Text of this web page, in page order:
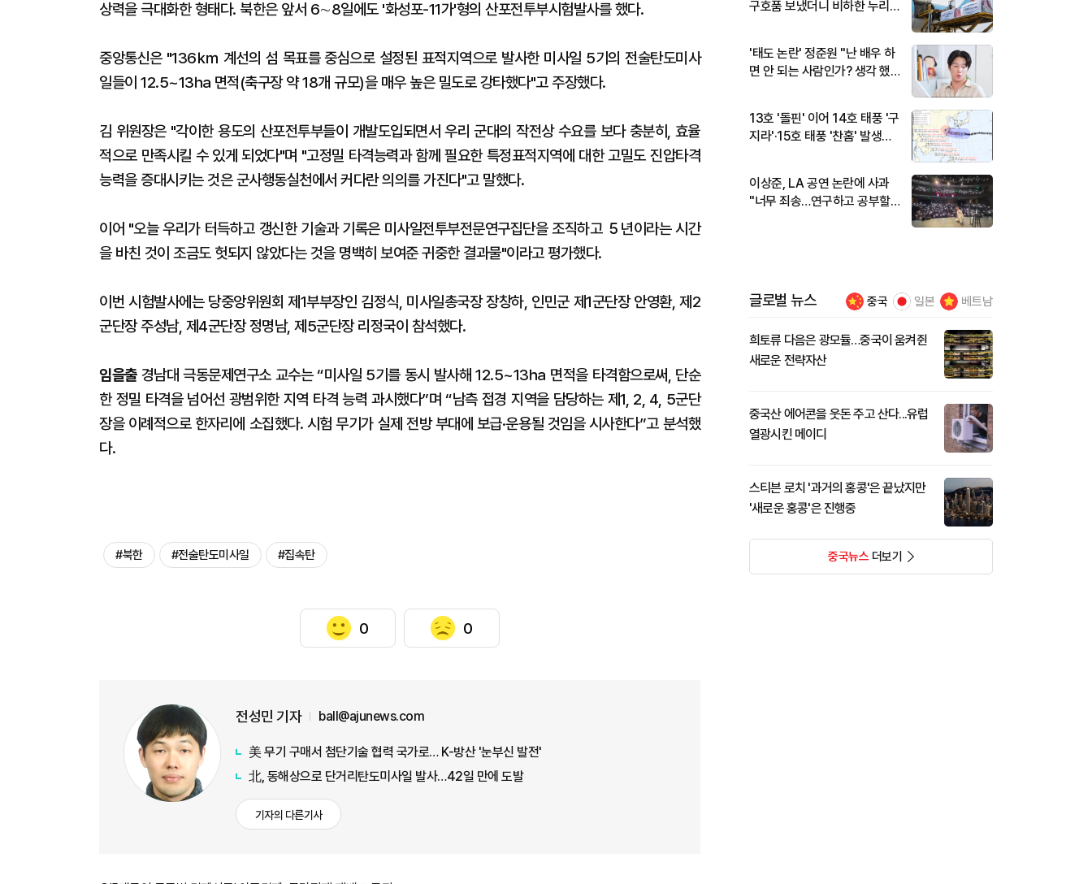
상력을 극대화한 형태다. 북한은 앞서 6∼8일에도 '화성포-11가'형의 산포전투부시험발사를 했다.
중앙통신은 "136㎞ 계선의 섬 목표를 중심으로 설정된 표적지역으로 발사한 미사일 5기의 전술탄도미사
일들이 12.5~13㏊ 면적(축구장 약 18개 규모)을 매우 높은 밀도로 강타했다"고 주장했다.
김 위원장은 "각이한 용도의 산포전투부들이 개발도입되면서 우리 군대의 작전상 수요를 보다 충분히, 효율
적으로 만족시킬 수 있게 되었다"며 "고정밀 타격능력과 함께 필요한 특정표적지역에 대한 고밀도 진압타격
능력을 증대시키는 것은 군사행동실천에서 커다란 의의를 가진다"고 말했다.
이어 "오늘 우리가 터득하고 갱신한 기술과 기록은 미사일전투부전문연구집단을 조직하고 ５년이라는 시간
을 바친 것이 조금도 헛되지 않았다는 것을 명백히 보여준 귀중한 결과물"이라고 평가했다.
이번 시험발사에는 당중앙위원회 제1부부장인 김정식, 미사일총국장 장창하, 인민군 제1군단장 안영환, 제2
군단장 주성남, 제4군단장 정명남, 제5군단장 리정국이 참석했다.
임을출경남대 극동문제연구소 교수는 “미사일 5기를 동시 발사해 12.5~13㏊ 면적을 타격함으로써, 단순
한 정밀 타격을 넘어선 광범위한 지역 타격 능력 과시했다”며 “남측 접경 지역을 담당하는 제1, 2, 4, 5군단
장을 이례적으로 한자리에 소집했다. 시험 무기가 실제 전방 부대에 보급·운용될 것임을 시사한다”고 분석했
다.
#북한 #전술탄도미사일 #집속탄
0 0
전성민 기자 ball@ajunews.com
美 무기 구매서 첨단기술 협력 국가로… K-방산 '눈부신 발전'
北, 동해상으로 단거리탄도미사일 발사…42일 만에 도발
기자의 다른기사
구호품 보냈더니 비하한 누리
'태도 논란' 정준원 "난 배우 하
면 안 되는 사람인가? 생각 했
13호 '돌핀' 이어 14호 태풍 '구
지라'·15호 태풍 '찬홈' 발생…
이상준, LA 공연 논란에 사과
"너무 죄송…연구하고 공부할
글로벌 뉴스 중국 일본 베트남
희토류 다음은 광모듈…중국이 움켜쥔
새로운 전략자산
중국산 에어콘을 웃돈 주고 산다...유럽
열광시킨 메이디
스티븐 로치 '과거의 홍콩'은 끝났지만
'새로운 홍콩'은 진행중
중국뉴스더보기